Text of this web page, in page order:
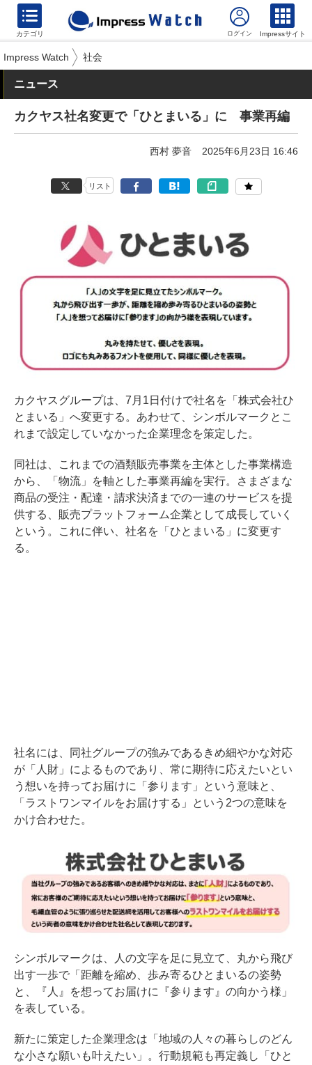
カテゴリ Impressサイト
Impress Watch 社会
ニュース
カクヤス社名変更で「ひとまいる」に 事業再編
西村 夢音 2025年6月23日 16:46
リスト
カクヤスグループは、7月1日付けで社名を「株式会社ひ
とまいる」へ変更する。あわせて、シンボルマークとこ
れまで設定していなかった企業理念を策定した。
同社は、これまでの酒類販売事業を主体とした事業構造
から、「物流」を軸とした事業再編を実行。さまざまな
商品の受注・配達・請求決済までの一連のサービスを提
供する、販売プラットフォーム企業として成長していく
という。これに伴い、社名を「ひとまいる」に変更す
る。
社名には、同社グループの強みであるきめ細やかな対応
が「人財」によるものであり、常に期待に応えたいとい
う想いを持ってお届けに「参ります」という意味と、
「ラストワンマイルをお届けする」という2つの意味を
かけ合わせた。
シンボルマークは、人の文字を足に見立て、丸から飛び
出す一歩で「距離を縮め、歩み寄るひとまいるの姿勢
と、『人』を想ってお届けに『参ります』の向かう様」
を表している。
新たに策定した企業理念は「地域の人々の暮らしのどん
な小さな願いも叶えたい」。行動規範も再定義し「ひと